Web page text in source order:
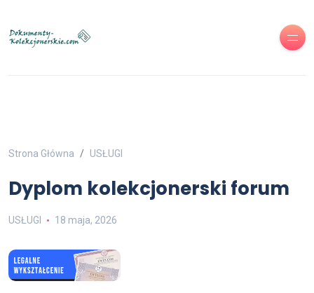
Strona Główna USŁUGI
Dyplom kolekcjonerski forum
USŁUGI 18 maja, 2026